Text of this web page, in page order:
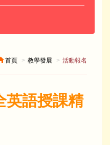
首頁 教學發展 活動報名
英語授課精